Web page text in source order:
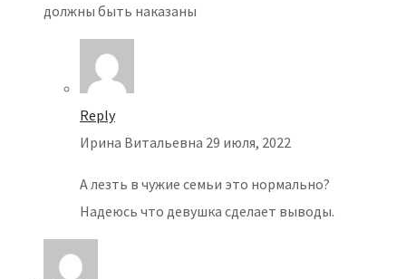
должны быть наказаны
Reply
Ирина Витальевна 29 июля, 2022
А лезть в чужие семьи это нормально?
Надеюсь что девушка сделает выводы.